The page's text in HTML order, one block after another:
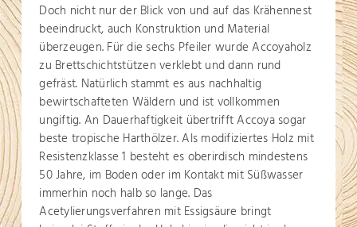
Doch nicht nur der Blick von und auf das Krähennest
beeindruckt, auch Konstruktion und Material
überzeugen. Für die sechs Pfeiler wurde Accoyaholz
zu Brettschichtstützen verklebt und dann rund
gefräst. Natürlich stammt es aus nachhaltig
bewirtschafteten Wäldern und ist vollkommen
ungiftig. An Dauerhaftigkeit übertrifft Accoya sogar
beste tropische Harthölzer. Als modifiziertes Holz mit
Resistenzklasse 1 besteht es oberirdisch mindestens
50 Jahre, im Boden oder im Kontakt mit Süßwasser
immerhin noch halb so lange. Das
Acetylierungsverfahren mit Essigsäure bringt